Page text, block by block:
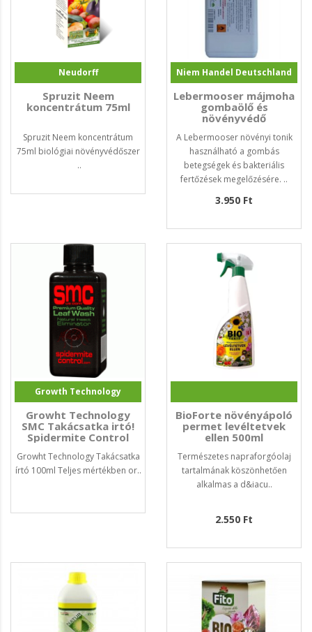
Neudorff
Spruzit Neem
koncentrátum 75ml
Spruzit Neem koncentrátum
75ml biológiai növényvédőszer
..
Niem Handel Deutschland
Lebermooser májmoha
gombaölő és
növényvédő
A Lebermooser növényi tonik
használható a gombás
betegségek és bakteriális
fertőzések megelőzésére. ..
3.950 Ft
Growth Technology
Growht Technology
SMC Takácsatka irtó!
Spidermite Control
Growht Technology Takácsatka
írtó 100ml Teljes mértékben or..
BioForte növényápoló
permet levéltetvek
ellen 500ml
Természetes napraforgóolaj
tartalmának köszönhetően
alkalmas a d&iacu..
2.550 Ft